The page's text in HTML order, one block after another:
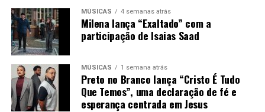
MÚSICAS 4 semanas atrás
Milena lança “Exaltado” com a
participação de Isaias Saad
MÚSICAS 1 semana atrás
Preto no Branco lança “Cristo É Tudo
Que Temos”, uma declaração de fé e
esperança centrada em Jesus